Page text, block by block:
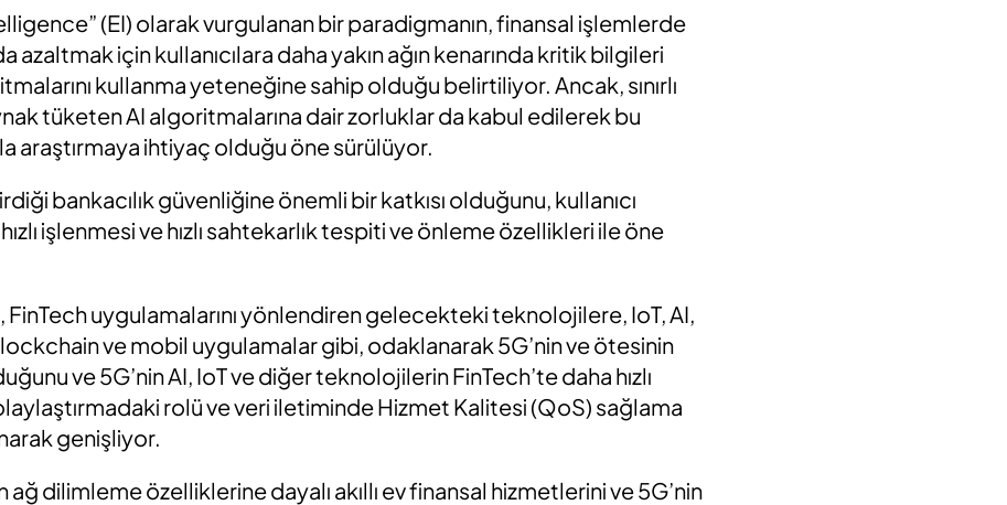
(EI) olarak vurgulanan bir paradigmanın, finansal işlemlerde
azaltmak için kullanıcılara daha yakın ağın kenarında kritik bilgileri
kullanma yeteneğine sahip olduğu belirtiliyor. Ancak, sınırlı
tüketen AI algoritmalarına dair zorluklar da kabul edilerek bu
araştırmaya ihtiyaç olduğu öne sürülüyor.
bankacılık güvenliğine önemli bir katkısı olduğunu, kullanıcı
işlenmesi ve hızlı sahtekarlık tespiti ve önleme özellikleri ile öne
FinTech uygulamalarını yönlendiren gelecekteki teknolojilere, IoT, AI,
ve mobil uygulamalar gibi, odaklanarak 5G’nin ve ötesinin
ve 5G’nin AI, IoT ve diğer teknolojilerin FinTech’te daha hızlı
rolü ve veri iletiminde Hizmet Kalitesi (QoS) sağlama
genişliyor.
ağ dilimleme özelliklerine dayalı akıllı ev finansal hizmetlerini ve 5G’nin